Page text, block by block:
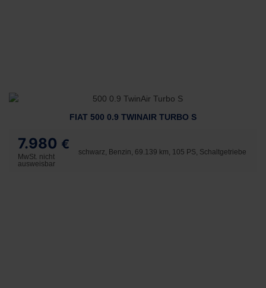
FIAT 500 0.9 TWINAIR TURBO S
7.980 €
MwSt. nicht
ausweisbar
schwarz, Benzin, 69.139 km, 105 PS, Schaltgetriebe